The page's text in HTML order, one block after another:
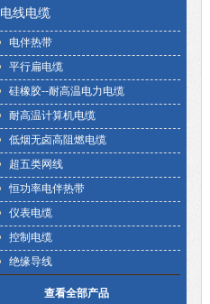
电线电缆
电伴热带
平行扁电缆
硅橡胶--耐高温电力电缆
耐高温计算机电缆
低烟无卤高阻燃电缆
超五类网线
恒功率电伴热带
仪表电缆
控制电缆
绝缘导线
查看全部产品